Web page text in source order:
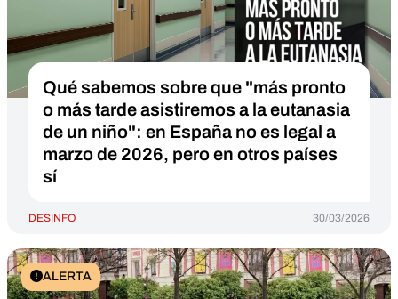
Qué sabemos sobre que "más pronto
o más tarde asistiremos a la eutanasia
de un niño": en España no es legal a
marzo de 2026, pero en otros países
sí
DESINFO 30/03/2026
ALERTA